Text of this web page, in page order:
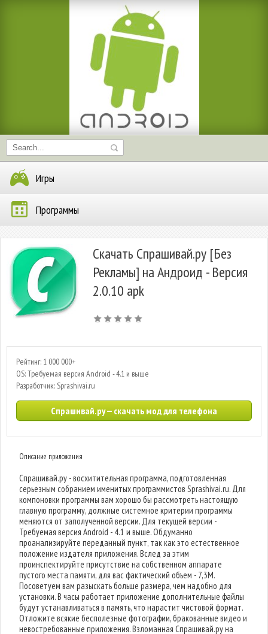
Игры
Программы
Скачать Спрашивай.ру [Без
Рекламы] на Андроид - Версия
2.0.10 apk
Рейтинг: 1 000 000+
OS: Требуемая версия Android - 4.1 и выше
Разработчик: Sprashivai.ru
Спрашивай.ру — скачать мод для телефона
Описание приложения
Спрашивай.ру - восхитительная программа, подготовленная
серьезным собранием именитых программистов Sprashivai.ru. Для
компоновки программы вам хорошо бы рассмотреть настоящую
главную программу, должные системное критерии программы
меняются от заполученной версии. Для текущей версии -
Требуемая версия Android - 4.1 и выше. Обдуманно
проанализируйте переданный пункт, так как это естественное
положение издателя приложения. Вслед за этим
проинспектируйте присутствие на собственном аппарате
пустого места памяти, для вас фактический объем - 7,3M.
Посоветуем вам разыскать больше размера, чем надобно для
установки. В часы работает приложение дополнительные файлы
будут устанавливаться в память, что нарастит чистовой формат.
Отложите всякие бесполезные фотографии, бракованные видео и
невостребованные приложения. Взломанная Спрашивай.ру на